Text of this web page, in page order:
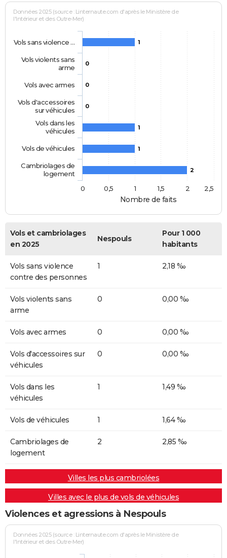
Nombre de faits
Données 2025 (source : Linternaute.com d'après le Ministère de
l'Intérieur et des Outre-Mer)
1
0
0
0
1
1
2
Vols sans violence …
Vols violents sans
arme
Vols avec armes
Vols d'accessoires
sur véhicules
Vols dans les
véhicules
Vols de véhicules
Cambriolages de
logement
0
0,5 1 1,5 2 2,5
Vols et cambriolages
en 2025
Nespouls
Pour 1 000
habitants
Vols sans violence
contre des personnes
1 2,18 ‰
Vols violents sans
arme
0 0,00 ‰
Vols avec armes 0 0,00 ‰
Vols d'accessoires sur
véhicules
0 0,00 ‰
Vols dans les
véhicules
1 1,49 ‰
Vols de véhicules 1 1,64 ‰
Cambriolages de
logement
2 2,85 ‰
Villes les plus cambriolées
Villes avec le plus de vols de véhicules
Violences et agressions à Nespouls
Données 2025 (source : Linternaute.com d'après le Ministère de
l'Intérieur et des Outre-Mer)